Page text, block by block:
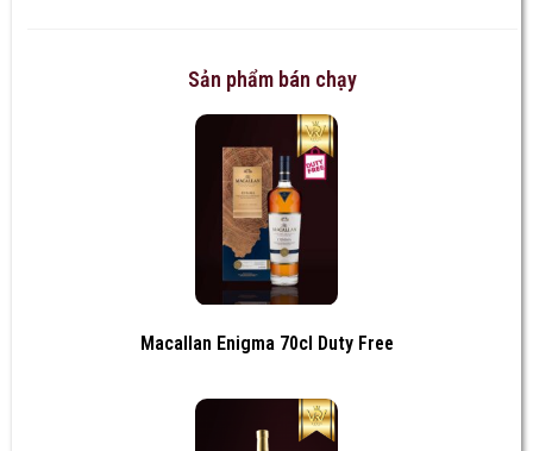
Sản phẩm bán chạy
Macallan Enigma 70cl Duty Free